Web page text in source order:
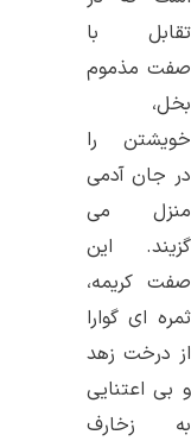
تقابل با
صفت مذموم
بخل،
خویشتن را
در جان آدمی
منزل می‌
گزیند. این
صفت کریمه،
ثمره‌ ای گوارا
از درخت زهد
و بی‌ اعتنایی
به زخارف